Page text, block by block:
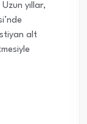
yıllar,
alt